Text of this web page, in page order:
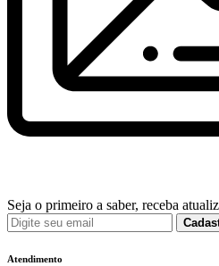
Seja o primeiro a saber, receba
Atendimento